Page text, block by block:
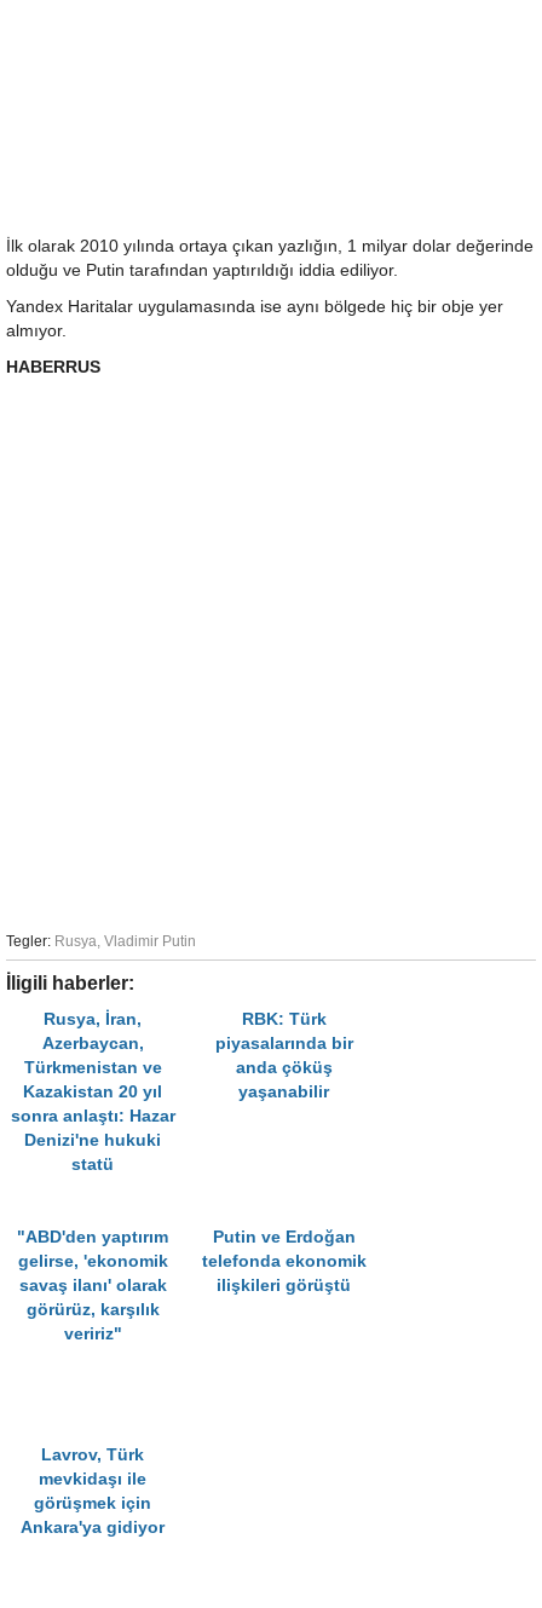
İlk olarak 2010 yılında ortaya çıkan yazlığın, 1 milyar dolar değerinde
olduğu ve Putin tarafından yaptırıldığı iddia ediliyor.
Yandex Haritalar uygulamasında ise aynı bölgede hiç bir obje yer
almıyor.
HABERRUS
Tegler: Rusya, Vladimir Putin
İligili haberler:
Rusya, İran,
Azerbaycan,
Türkmenistan ve
Kazakistan 20 yıl
sonra anlaştı: Hazar
Denizi'ne hukuki
statü
RBK: Türk
piyasalarında bir
anda çöküş
yaşanabilir
"ABD'den yaptırım
gelirse, 'ekonomik
savaş ilanı' olarak
görürüz, karşılık
veririz"
Putin ve Erdoğan
telefonda ekonomik
ilişkileri görüştü
Lavrov, Türk
mevkidaşı ile
görüşmek için
Ankara'ya gidiyor